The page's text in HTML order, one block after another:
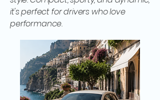
it's perfect for drivers who love
performance.